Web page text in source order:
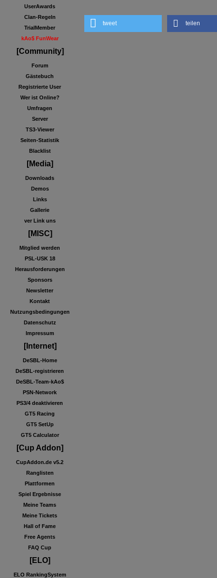
UserAwards
Clan-Regeln
TrialMember
kAo$ FunWear
[Community]
Forum
Gästebuch
Registrierte User
Wer ist Online?
Umfragen
Server
TS3-Viewer
Seiten-Statistik
Blacklist
[Media]
Downloads
Demos
Links
Gallerie
ver Link uns
[MISC]
Mitglied werden
PSL-USK 18
Herausforderungen
Sponsors
Newsletter
Kontakt
Nutzungsbedingungen
Datenschutz
Impressum
[Internet]
DeSBL-Home
DeSBL-registrieren
DeSBL-Team-kAo$
PSN-Network
PS3/4 deaktivieren
GT5 Racing
GT5 SetUp
GT5 Calculator
[Cup Addon]
CupAddon.de v5.2
Ranglisten
Plattformen
Spiel Ergebnisse
Meine Teams
Meine Tickets
Hall of Fame
Free Agents
FAQ Cup
[ELO]
ELO RankingSystem
tweet teilen